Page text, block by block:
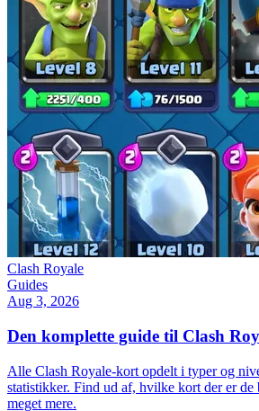
Clash Royale
Guides
Aug 3, 2026
Den komplette guide til Clash
Alle Clash Royale-kort opdelt i typer og
statistikker. Find ud af, hvilke kort der er de
meget mere.